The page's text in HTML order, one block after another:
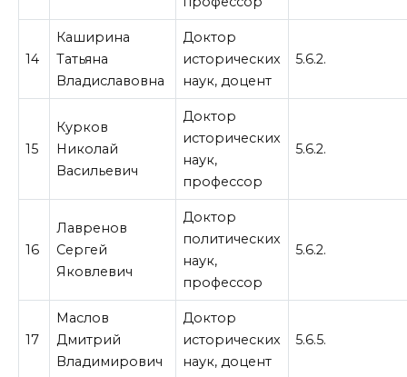
14
Каширина
Татьяна
Владиславовна
Доктор
исторических
наук, доцент
5.6.2.
15
Курков
Николай
Васильевич
Доктор
исторических
наук,
профессор
5.6.2.
16
Лавренов
Сергей
Яковлевич
Доктор
политических
наук,
профессор
5.6.2.
17
Маслов
Дмитрий
Владимирович
Доктор
исторических
наук, доцент
5.6.5.